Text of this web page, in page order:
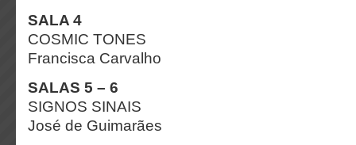
SALA 4
COSMIC TONES
Francisca Carvalho
SALAS 5 – 6
SIGNOS SINAIS
José de Guimarães